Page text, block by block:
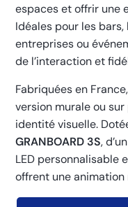
espaces et offrir une
Idéales pour les
entreprises ou
de l’interaction et
Fabriquées en
version murale ou
identité visuelle.
GRANBOARD 3S,
LED personnalisable
offrent une